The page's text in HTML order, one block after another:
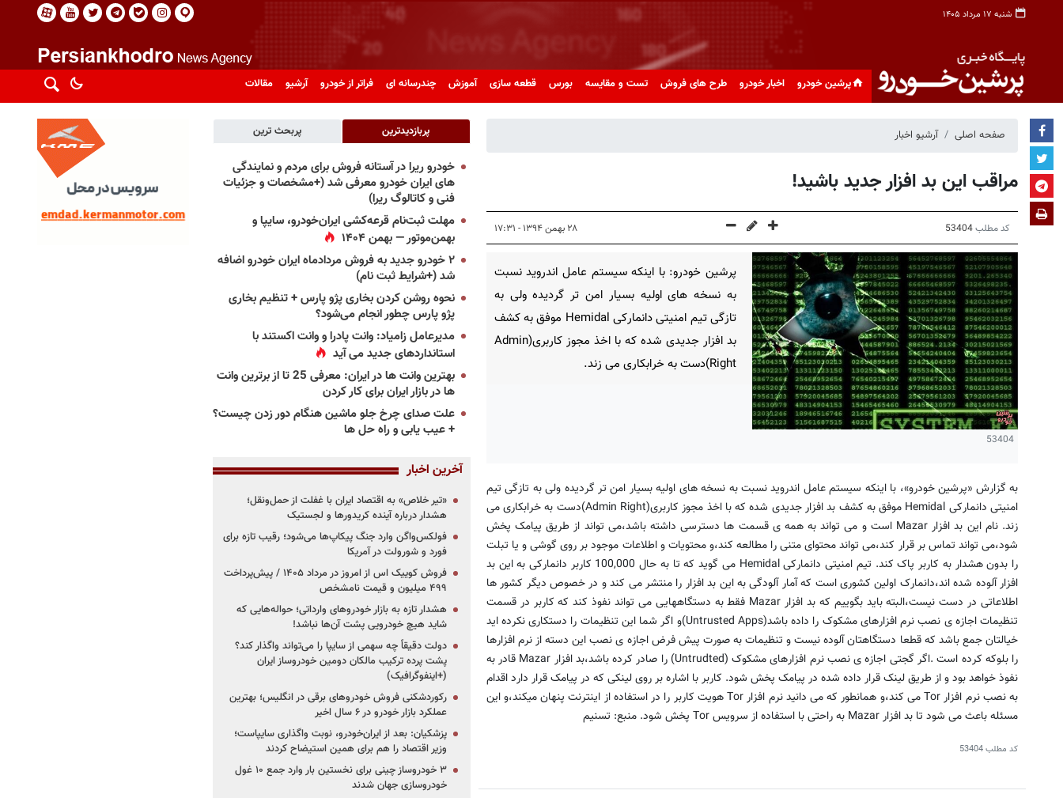
شنبه ۱۷ مرداد ۱۴۰۵
پرشین خودرو اخبار خودرو طرح های فروش تست و مقایسه بورس قطعه سازی آموزش چندرسانه ای فراتر از خودرو آرشیو مقالات
صفحه اصلی آرشیو اخبار
مراقب این بد افزار جدید باشید!
کد مطلب53404 ۲۸ بهمن ۱۳۹۴ - ۱۷:۳۱
53404
پرشین خودرو: با اینکه سیستم عامل اندروید نسبت
به نسخه های اولیه بسیار امن تر گردیده ولی به
تازگی تیم امنیتی دانمارکی Hemidal موفق به کشف
بد افزار جدیدی شده که با اخذ مجوز کاربری(Admin
Right)دست به خرابکاری می زند.
به گزارش «پرشین خودرو»، با اینکه سیستم عامل اندروید نسبت به نسخه های اولیه بسیار امن تر گردیده ولی به تازگی تیم
امنیتی دانمارکی Hemidal موفق به کشف بد افزار جدیدی شده که با اخذ مجوز کاربری(Admin Right)دست به خرابکاری می
زند. نام این بد افزار Mazar است و می تواند به همه ی قسمت ها دسترسی داشته باشد،می تواند از طریق پیامک پخش
شود،می تواند تماس بر قرار کند،می تواند محتوای متنی را مطالعه کند،و محتویات و اطلاعات موجود بر روی گوشی و یا تبلت
را بدون هشدار به کاربر پاک کند. تیم امنیتی دانمارکی Hemidal می گوید که تا به حال 100,000 کاربر دانمارکی به این بد
افزار آلوده شده اند،دانمارک اولین کشوری است که آمار آلودگی به این بد افزار را منتشر می کند و در خصوص دیگر کشور ها
اطلاعاتی در دست نیست،البته باید بگوییم که بد افزار Mazar فقط به دستگاههایی می تواند نفوذ کند که کاربر در قسمت
تنظیمات اجازه ی نصب نرم افزارهای مشکوک را داده باشد(Untrusted Apps)و اگر شما این تنظیمات را دستکاری نکرده اید
خیالتان جمع باشد که قطعا دستگاهتان آلوده نیست و تنظیمات به صورت پیش فرض اجازه ی نصب این دسته از نرم افزارها
را بلوکه کرده است .اگر گجتی اجازه ی نصب نرم افزارهای مشکوک (Untrudted) را صادر کرده باشد،بد افزار Mazar قادر به
نفوذ خواهد بود و از طریق لینک قرار داده شده در پیامک پخش شود. کاربر با اشاره بر روی لینکی که در پیامک قرار دارد اقدام
به نصب نرم افزار Tor می کند،و همانطور که می دانید نرم افزار Tor هویت کاربر را در استفاده از اینترنت پنهان میکند،و این
مسئله باعث می شود تا بد افزار Mazar به راحتی با استفاده از سرویس Tor پخش شود. منبع: تسنیم
کد مطلب53404
پربازدیدترین پربحث ترین
خودرو ریرا در آستانه فروش برای مردم و نمایندگی
های ایران خودرو معرفی شد (+مشخصات و جزئیات
فنی و کاتالوگ ریرا)
مهلت ثبت‌نام قرعه‌کشی ایران‌خودرو، سایپا و
بهمن‌موتور — بهمن ۱۴۰۴
۲ خودرو جدید به فروش مردادماه ایران خودرو اضافه
شد (+شرایط ثبت نام)
نحوه روشن کردن بخاری پژو پارس + تنظیم بخاری
پژو پارس چطور انجام می‌شود؟
مدیرعامل زامیاد: وانت پادرا و وانت اکستند با
استانداردهای جدید می آید
بهترین وانت ها در ایران: معرفی 25 تا از برترین وانت
ها در بازار ایران برای کار کردن
علت صدای چرخ جلو ماشین هنگام دور زدن چیست؟
+ عیب یابی و راه حل ها
آخرین اخبار
«تیر خلاص» به اقتصاد ایران با غفلت از حمل‌ونقل؛
هشدار درباره آینده کریدورها و لجستیک
فولکس‌واگن وارد جنگ پیکاپ‌ها می‌شود؛ رقیب تازه برای
فورد و شورولت در آمریکا
فروش کوییک اس از امروز در مرداد ۱۴۰۵ / پیش‌پرداخت
۴۹۹ میلیون و قیمت نامشخص
هشدار تازه به بازار خودروهای وارداتی؛ حواله‌هایی که
شاید هیچ خودرویی پشت آن‌ها نباشد!
دولت دقیقاً چه سهمی از سایپا را می‌تواند واگذار کند؟
پشت پرده ترکیب مالکان دومین خودروساز ایران
(+اینفوگرافیک)
رکوردشکنی فروش خودروهای برقی در انگلیس؛ بهترین
عملکرد بازار خودرو در ۶ سال اخیر
پزشکیان: بعد از ایران‌خودرو، نوبت واگذاری سایپاست؛
وزیر اقتصاد را هم برای همین استیضاح کردند
۳ خودروساز چینی برای نخستین بار وارد جمع ۱۰ غول
خودروسازی جهان شدند